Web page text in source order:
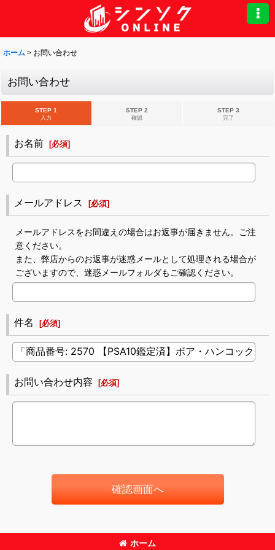
ホーム > お問い合わせ
お問い合わせ
STEP 1
入力
STEP 2
確認
STEP 3
完了
お名前 [必須]
メールアドレス [必須]
メールアドレスをお間違えの場合はお返事が届きません。ご注
意ください。
また、弊店からのお返事が迷惑メールとして処理される場合が
ございますので、迷惑メールフォルダもご確認ください。
件名 [必須]
お問い合わせ内容 [必須]
確認画面へ
ホーム